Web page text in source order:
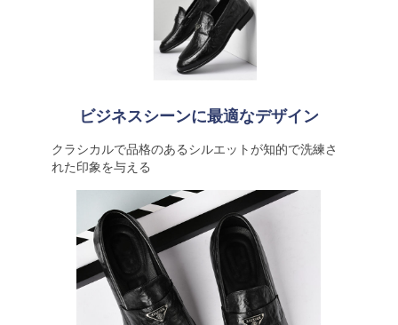
ビジネスシーンに最適なデザイン
クラシカルで品格のあるシルエットが知的で洗練さ
れた印象を与える